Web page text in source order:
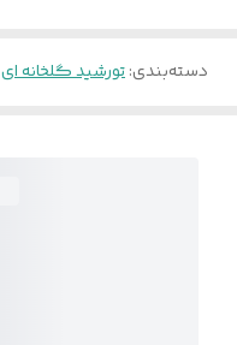
دسته‌بندی:تورشید گلخانه ای